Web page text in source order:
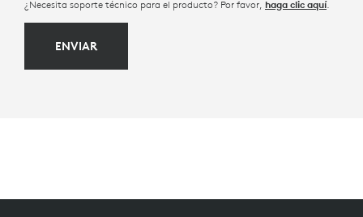
¿Necesita soporte técnico para el producto? Por favor, haga clic aquí.
ENVIAR